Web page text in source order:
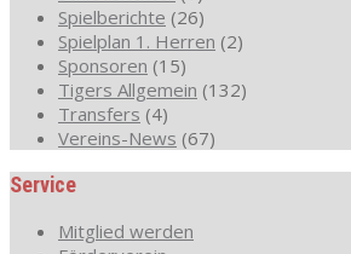
Spielberichte (26)
Spielplan 1. Herren (2)
Sponsoren (15)
Tigers Allgemein (132)
Transfers (4)
Vereins-News (67)
Service
Mitglied werden